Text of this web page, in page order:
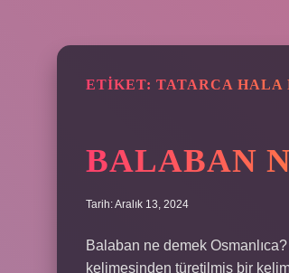
ETIKET: TATARCA HALA
BALABAN
Tarih: Aralık 13, 2024
Balaban ne demek
kelimesinden türetilmiş bir